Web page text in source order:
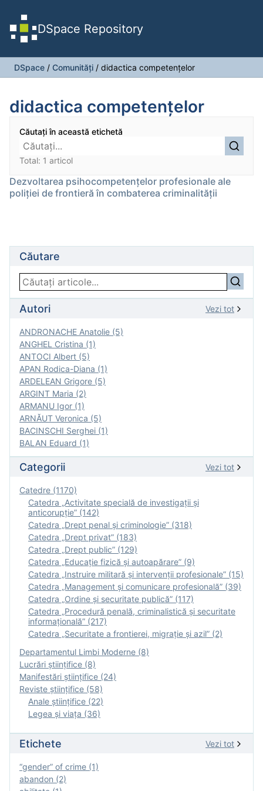
DSpace Repository
DSpace / Comunități / didactica competențelor
didactica competențelor
Căutați în această etichetă
Total: 1 articol
Dezvoltarea psihocompetenţelor profesionale ale
poliţiei de frontieră în combaterea criminalităţii
Căutare
Autori Vezi tot
ANDRONACHE Anatolie (5)
ANGHEL Cristina (1)
ANTOCI Albert (5)
APAN Rodica-Diana (1)
ARDELEAN Grigore (5)
ARGINT Maria (2)
ARMANU Igor (1)
ARNĂUT Veronica (5)
BACINSCHI Serghei (1)
BALAN Eduard (1)
Categorii Vezi tot
Catedre (1170)
Catedra „Activitate specială de investigaţii şi
anticorupție” (142)
Catedra „Drept penal și criminologie” (318)
Catedra „Drept privat” (183)
Catedra „Drept public” (129)
Catedra „Educație fizică şi autoapărare” (9)
Catedra „Instruire militară şi intervenţii profesionale” (15)
Catedra „Management și comunicare profesională” (39)
Catedra „Ordine și securitate publică” (117)
Catedra „Procedură penală, criminalistică și securitate
informațională” (217)
Catedra „Securitate a frontierei, migrație și azil” (2)
Departamentul Limbi Moderne (8)
Lucrări științifice (8)
Manifestări ştiinţifice (24)
Reviste ştiinţifice (58)
Anale ştiinţifice (22)
Legea şi viaţa (36)
Etichete Vezi tot
“gender” of crime (1)
abandon (2)